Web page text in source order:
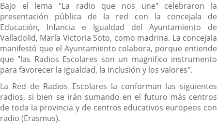
Bajo el lema "La radio que nos une" celebraron la
presentación pública de la red con la concejala de
Educación, Infancia e Igualdad del Ayuntamiento de
Valladolid, María Victoria Soto, como madrina. La concejala
manifestó que el Ayuntamiento colabora, porque entiende
que "las Radios Escolares son un magnifico instrumento
para favorecer la igualdad, la inclusión y los valores".
La Red de Radios Escolares la conforman las siguientes
radios, si bien se irán sumando en el futuro más centros
de toda la provincia y de centros educativos europeos con
radio (Erasmus).